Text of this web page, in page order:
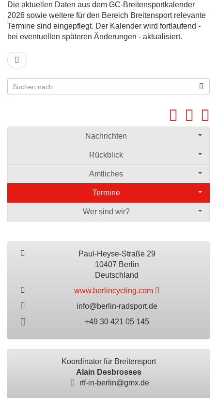
Die aktuellen Daten aus dem GC-Breitensportkalender
2026 sowie weitere für den Bereich Breitensport relevante
Termine sind eingepflegt. Der Kalender wird fortlaufend -
bei eventuellen späteren Änderungen - aktualisiert.
Nachrichten
Rückblick
Amtliches
Termine
Wer sind wir?
Paul-Heyse-Straße 29
10407 Berlin
Deutschland
www.berlincycling.com
info@berlin-radsport.de
+49 30 421 05 145
Koordinator für Breitensport
Alain Desbrosses
rtf-in-berlin@gmx.de